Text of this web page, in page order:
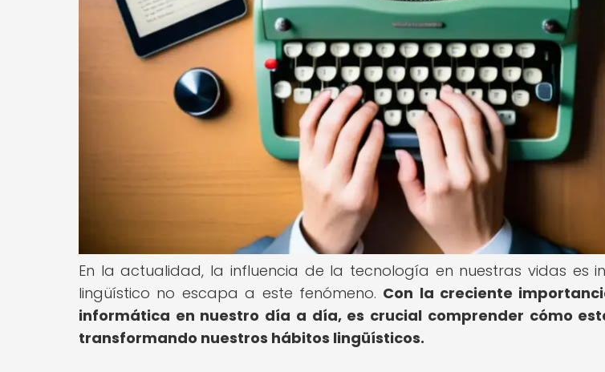
En la actualidad, la influencia de la tecnología en nuestras vidas es
lingüístico no escapa a este fenómeno. Con la creciente
informática en nuestro día a día, es crucial comprender cómo
transformando nuestros hábitos lingüísticos.